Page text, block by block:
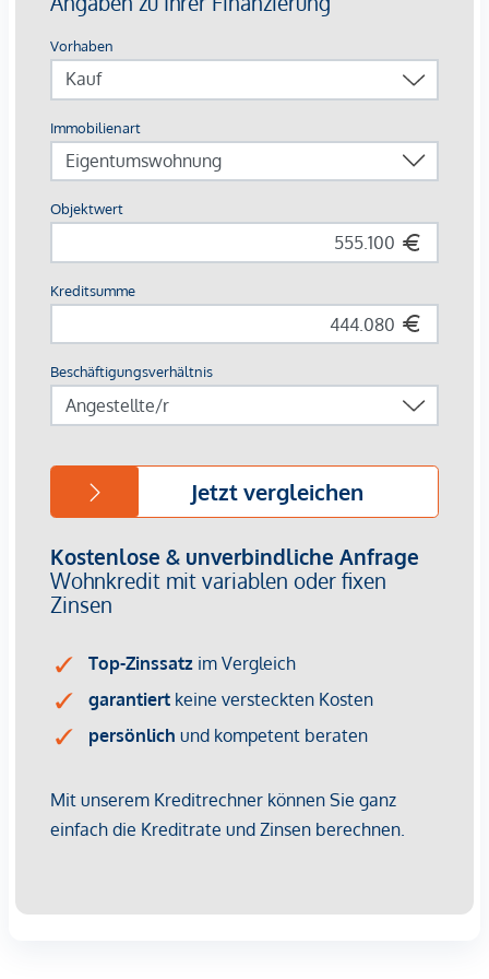
elegante Sockelleisten sowie Stuckatur im Altbau
hochwertiges Feinsteinzeug und Sanitärausstattung
schlüsselfertige Ausführung
in der Küche sind die Anschlüsse vorhanden
auf Kundenwunsch mit Interiorplanung und
Umsetzung
der eigenen Wohnungstüre. So stehen allen
Bewohner:Innen wertvolle Zusatzleistungen zur Verfügung:
Fitness und Wellnessbereich
Guest Lounge zur exklusiven Anmietung für Ihre
Besucher
Ein Concierge Dienst kümmert sich um die kleinen
und großen Bedürfnisse der Eigentümer:Innen (zeitlich
Nachhaltigkeit wird großgeschrieben.
Bestandsgebäudes nicht nur schon im Zuge der
Errichtung die CO2 Bilanz geschont, das Artmann setzt
Nachhaltigkeit.
Heizung und Klimatisierung mittels Wärmepumpe -
Die Immobilie ist somit von fossilen Brennstoffen
weitestgehend unabhängig.
Photovoltaikanlage.
Bei den Fotos handelt es sich um Musterfotos!